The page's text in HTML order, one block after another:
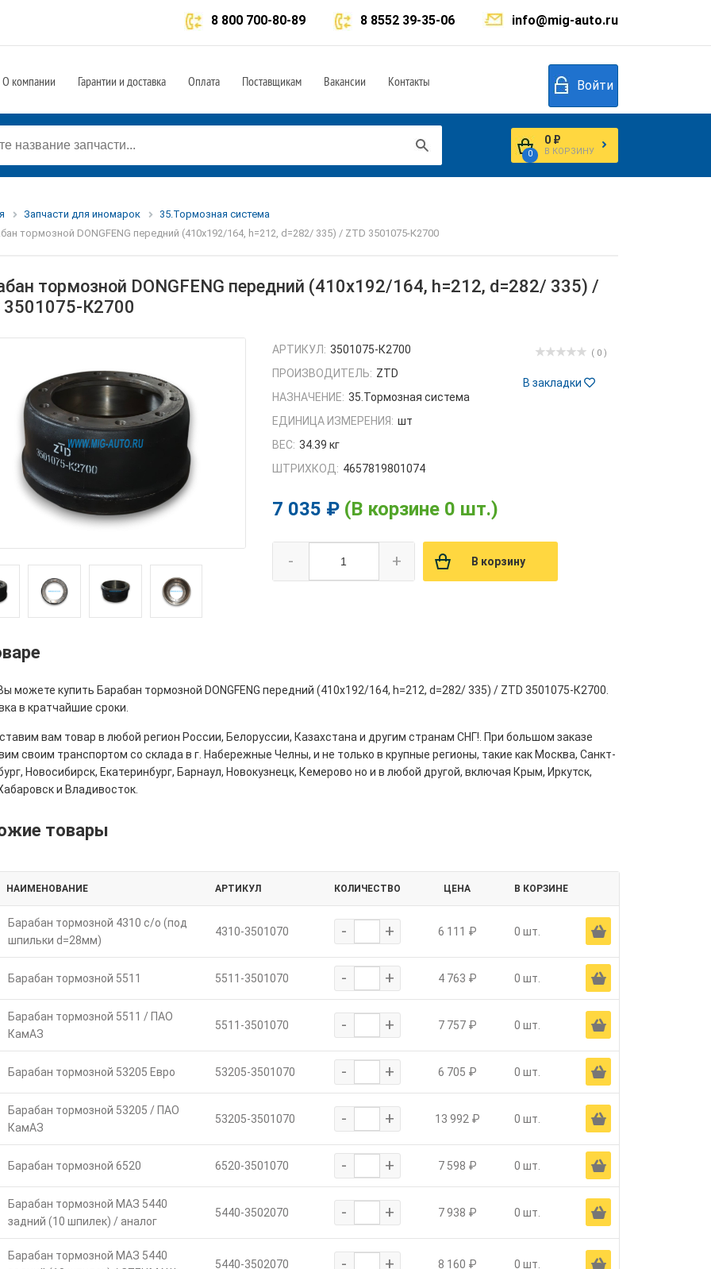
info@mig-auto.ru
8 8552 39-35-06
8 800 700-80-89
О компании Гарантии и доставка Оплата Поставщикам Вакансии Контакты Войти
0
0 ₽
В КОРЗИНУ
Запчасти для иномарок
35.Тормозная система
тормозной DONGFENG передний (410x192/164, h=212, d=282/ 335) / ZTD 3501075-К2700
тормозной DONGFENG передний (410x192/164, h=212, d=282/ 335) /
3501075-К2700
( 0 )
В закладки
АРТИКУЛ: 3501075-К2700
ПРОИЗВОДИТЕЛЬ: ZTD
НАЗНАЧЕНИЕ: 35.Тормозная система
ЕДИНИЦА ИЗМЕРЕНИЯ: шт
ВЕС: 34.39 кг
ШТРИХКОД: 4657819801074
7 035 ₽ (В корзине 0 шт.)
- + В корзину
можете купить Барабан тормозной DONGFENG передний (410x192/164, h=212, d=282/ 335) / ZTD 3501075-К2700.
в кратчайшие сроки.
вам товар в любой регион России, Белоруссии, Казахстана и другим странам СНГ!. При большом заказе
своим транспортом со склада в г. Набережные Челны, и не только в крупные регионы, такие как Москва, Санкт-
Новосибирск, Екатеринбург, Барнаул, Новокузнецк, Кемерово но и в любой другой, включая Крым, Иркутск,
и Владивосток.
товары
НАИМЕНОВАНИЕ АРТИКУЛ КОЛИЧЕСТВО ЦЕНА В КОРЗИНЕ
Барабан тормозной 4310 с/о (под
шпильки d=28мм)
4310-3501070 - + 6 111 ₽ 0 шт. Ä
Барабан тормозной 5511 5511-3501070 - + 4 763 ₽ 0 шт. Ä
Барабан тормозной 5511 / ПАО
КамАЗ
5511-3501070 - + 7 757 ₽ 0 шт. Ä
Барабан тормозной 53205 Евро 53205-3501070 - + 6 705 ₽ 0 шт. Ä
Барабан тормозной 53205 / ПАО
КамАЗ
53205-3501070 - + 13 992 ₽ 0 шт. Ä
Барабан тормозной 6520 6520-3501070 - + 7 598 ₽ 0 шт. Ä
Барабан тормозной МАЗ 5440
задний (10 шпилек) / аналог
5440-3502070 - + 7 938 ₽ 0 шт. Ä
Барабан тормозной МАЗ 5440
5440-3502070 - + 8 160 ₽ 0 шт. Ä